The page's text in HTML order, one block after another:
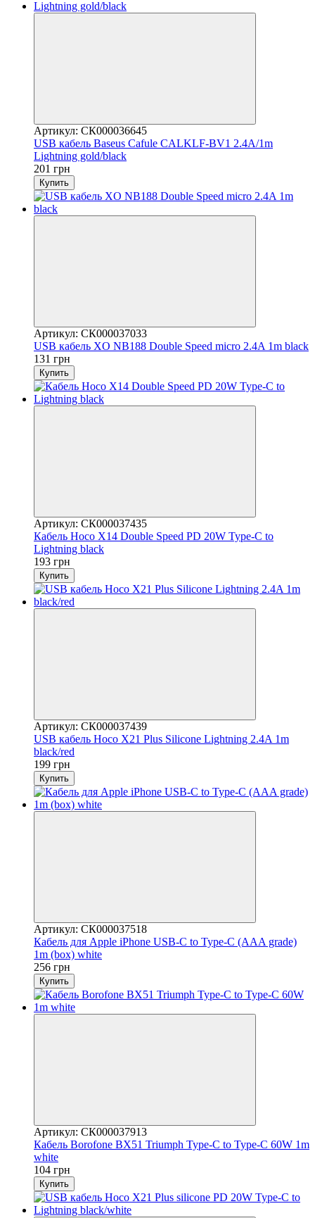
Артикул: СК000036645
USB кабель Baseus Cafule CALKLF-BV1 2.4A/1m
Lightning gold/black
201 грн
Купить
Артикул: СК000037033
USB кабель XO NB188 Double Speed micro 2.4A 1m black
131 грн
Купить
Артикул: СК000037435
Кабель Hoco X14 Double Speed PD 20W Type-C to
Lightning black
193 грн
Купить
Артикул: СК000037439
USB кабель Hoco X21 Plus Silicone Lightning 2.4A 1m
black/red
199 грн
Купить
Артикул: СК000037518
Кабель для Apple iPhone USB-C to Type-C (AAA grade)
1m (box) white
256 грн
Купить
Артикул: СК000037913
Кабель Borofone BX51 Triumph Type-C to Type-C 60W 1m
white
104 грн
Купить